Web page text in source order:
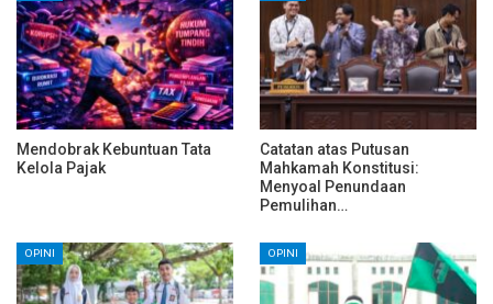
Mendobrak Kebuntuan Tata
Kelola Pajak
Catatan atas Putusan
Mahkamah Konstitusi:
Menyoal Penundaan
Pemulihan…
OPINI OPINI